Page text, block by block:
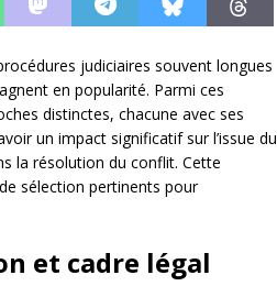
judiciaires souvent longues
en popularité. Parmi ces
distinctes, chacune avec ses
un impact significatif sur l’issue du
la résolution du conflit. Cette
sélection pertinents pour
et cadre légal